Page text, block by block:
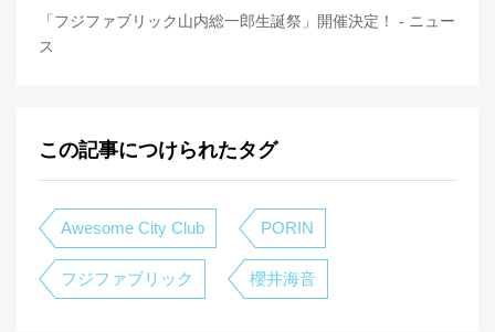
「フジファブリック山内総一郎生誕祭」開催決定！ - ニュー
ス
この記事につけられたタグ
Awesome City Club PORIN
フジファブリック 櫻井海音